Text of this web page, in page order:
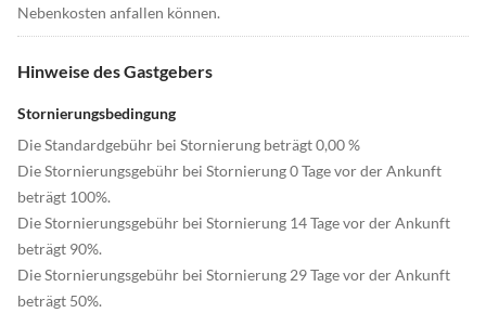
Nebenkosten anfallen können.
Hinweise des Gastgebers
Stornierungsbedingung
Die Standardgebühr bei Stornierung beträgt 0,00 %
Die Stornierungsgebühr bei Stornierung 0 Tage vor der Ankunft
beträgt 100%.
Die Stornierungsgebühr bei Stornierung 14 Tage vor der Ankunft
beträgt 90%.
Die Stornierungsgebühr bei Stornierung 29 Tage vor der Ankunft
beträgt 50%.